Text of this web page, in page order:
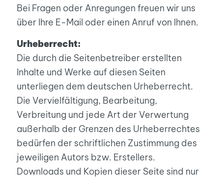
Bei Fragen oder Anregungen freuen wir uns
über Ihre E-Mail oder einen Anruf von Ihnen.
Urheberrecht:
Die durch die Seitenbetreiber erstellten
Inhalte und Werke auf diesen Seiten
unterliegen dem deutschen Urheberrecht.
Die Vervielfältigung, Bearbeitung,
Verbreitung und jede Art der Verwertung
außerhalb der Grenzen des Urheberrechtes
bedürfen der schriftlichen Zustimmung des
jeweiligen Autors bzw. Erstellers.
Downloads und Kopien dieser Seite sind nur